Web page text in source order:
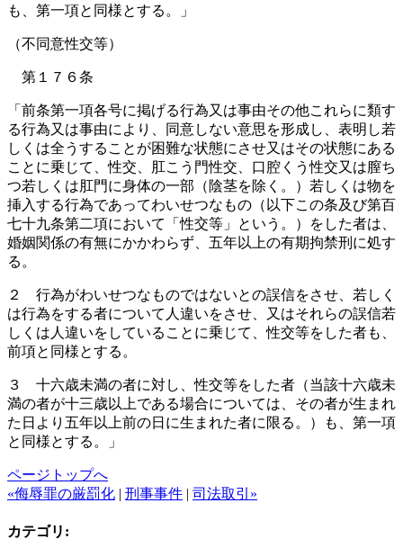
も、第一項と同様とする。」
（不同意性交等）
第１７６条
「前条第一項各号に掲げる行為又は事由その他これらに類す
る行為又は事由により、同意しない意思を形成し、表明し若
しくは全うすることが困難な状態にさせ又はその状態にある
ことに乗じて、性交、肛こう門性交、口腔くう性交又は膣ち
つ若しくは肛門に身体の一部（陰茎を除く。）若しくは物を
挿入する行為であってわいせつなもの（以下この条及び第百
七十九条第二項において「性交等」という。）をした者は、
婚姻関係の有無にかかわらず、五年以上の有期拘禁刑に処す
る。
２ 行為がわいせつなものではないとの誤信をさせ、若しく
は行為をする者について人違いをさせ、又はそれらの誤信若
しくは人違いをしていることに乗じて、性交等をした者も、
前項と同様とする。
３ 十六歳未満の者に対し、性交等をした者（当該十六歳未
満の者が十三歳以上である場合については、その者が生まれ
た日より五年以上前の日に生まれた者に限る。）も、第一項
と同様とする。」
ページトップへ
«侮辱罪の厳罰化 | 刑事事件 | 司法取引»
カテゴリ :